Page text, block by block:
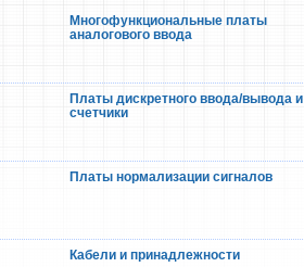
Многофункциональные платы
аналогового ввода
Платы дискретного ввода/вывода и
счетчики
Платы нормализации сигналов
Кабели и принадлежности